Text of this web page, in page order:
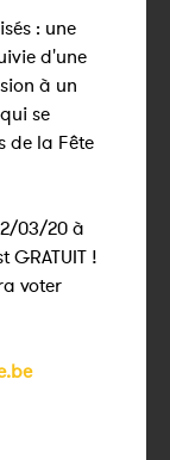
: une
d'une
à un
se
de la Fête
03/20 à
GRATUIT !
voter